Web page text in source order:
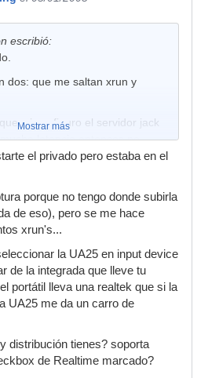
escribió:
dos: que me saltan xrun y
si configuro el servidor jack
latencia,entonces no
cuando configuro de tal modo
bajo como para no
salta un xrun de vez en cuando.
configuración ajustado para no
xrun's al menos en un largo
te agradecería que, o bien
de pantalla con el settings
tienes configurado o bien me
que tienes puesta:
configurado, y se que si
Mostrar más
el privado pero estaba en el
porque no tengo donde subirla
de eso), pero se me hace
xrun's...
la UA25 en input device
de la integrada que lleve tu
portátil lleva una realtek que si la
UA25 me da un carro de
distribución tienes? soporta
de Realtime marcado?